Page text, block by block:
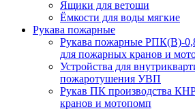
Ящики для ветоши
Ёмкости для воды мягкие
Рукава пожарные
Рукава пожарные РПК(В)-
для пожарных кранов и
Устройства для
пожаротушения УВП
Рукав ПК производства
кранов и мотопомп